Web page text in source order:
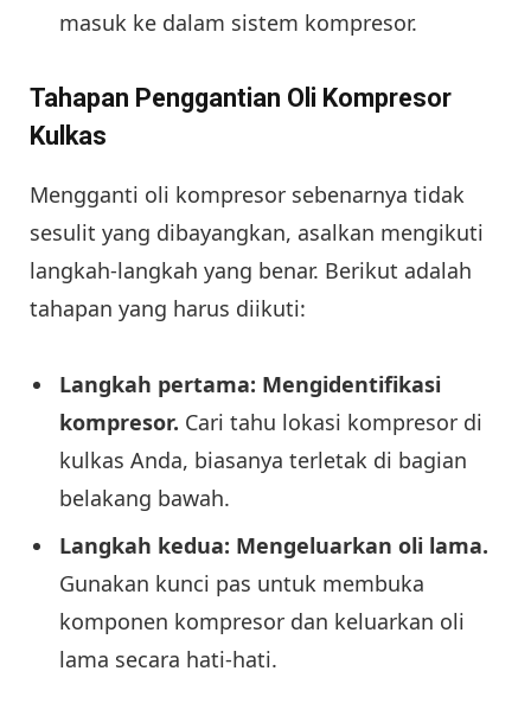
masuk ke dalam sistem kompresor.
Tahapan Penggantian Oli Kompresor
Kulkas
Mengganti oli kompresor sebenarnya tidak
sesulit yang dibayangkan, asalkan mengikuti
langkah-langkah yang benar. Berikut adalah
tahapan yang harus diikuti:
Langkah pertama: Mengidentifikasi
kompresor. Cari tahu lokasi kompresor di
kulkas Anda, biasanya terletak di bagian
belakang bawah.
Langkah kedua: Mengeluarkan oli lama.
Gunakan kunci pas untuk membuka
komponen kompresor dan keluarkan oli
lama secara hati-hati.